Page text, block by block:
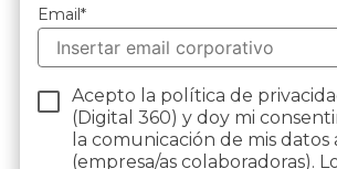
Email*
Acepto la política de
(Digital 360) y doy mi
la comunicación de mis datos
(empresa/as colaboradoras).